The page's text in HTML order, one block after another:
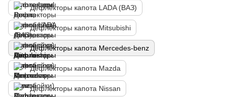
Дефлекторы капота LADA (ВАЗ)
Дефлекторы капота Mitsubishi
Дефлекторы капота Mercedes-benz
Дефлекторы капота Mazda
Дефлекторы капота Nissan